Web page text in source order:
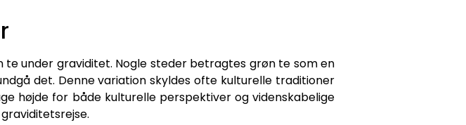
under graviditet. Nogle steder betragtes grøn te som en
det. Denne variation skyldes ofte kulturelle traditioner
højde for både kulturelle perspektiver og videnskabelige